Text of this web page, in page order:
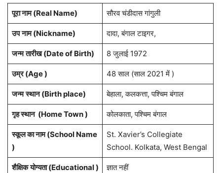
पूरा नाम (Real Name) सौरव चंडीदास गांगुली
उप नाम (Nickname) दादा, बंगाल टाइगर,
जन्म तारीख (Date of Birth) 8 जुलाई 1972
उम्र (Age ) 48 साल (साल 2021 में )
जन्म स्थान (Birth place) बेहाला, कलकत्ता, पश्चिम बंगाल
गृह स्थान (Home Town ) कोलकाता, पश्चिम बंगाल
स्कूल का नाम (School Name
)
St. Xavier’s Collegiate
School. Kolkata, West Bengal
शैक्षिक योग्यता (Educational ) ज्ञात नहीं